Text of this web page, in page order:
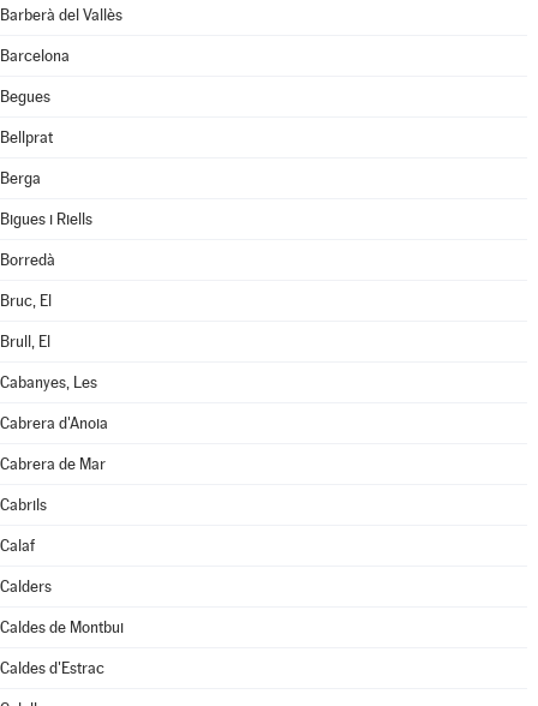
Barberà del Vallès
Barcelona
Begues
Bellprat
Berga
Bigues i Riells
Borredà
Bruc, El
Brull, El
Cabanyes, Les
Cabrera d'Anoia
Cabrera de Mar
Cabrils
Calaf
Calders
Caldes de Montbui
Caldes d'Estrac